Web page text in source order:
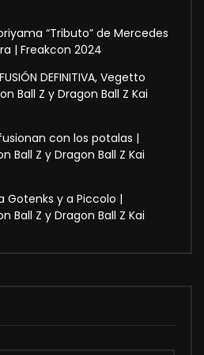
“Tributo” de Mercedes
| Freakcon 2024
DEFINITIVA, Vegetto
Ball Z y Dragon Ball Z Kai
con los potalas |
Ball Z y Dragon Ball Z Kai
Gotenks y a Piccolo |
Ball Z y Dragon Ball Z Kai